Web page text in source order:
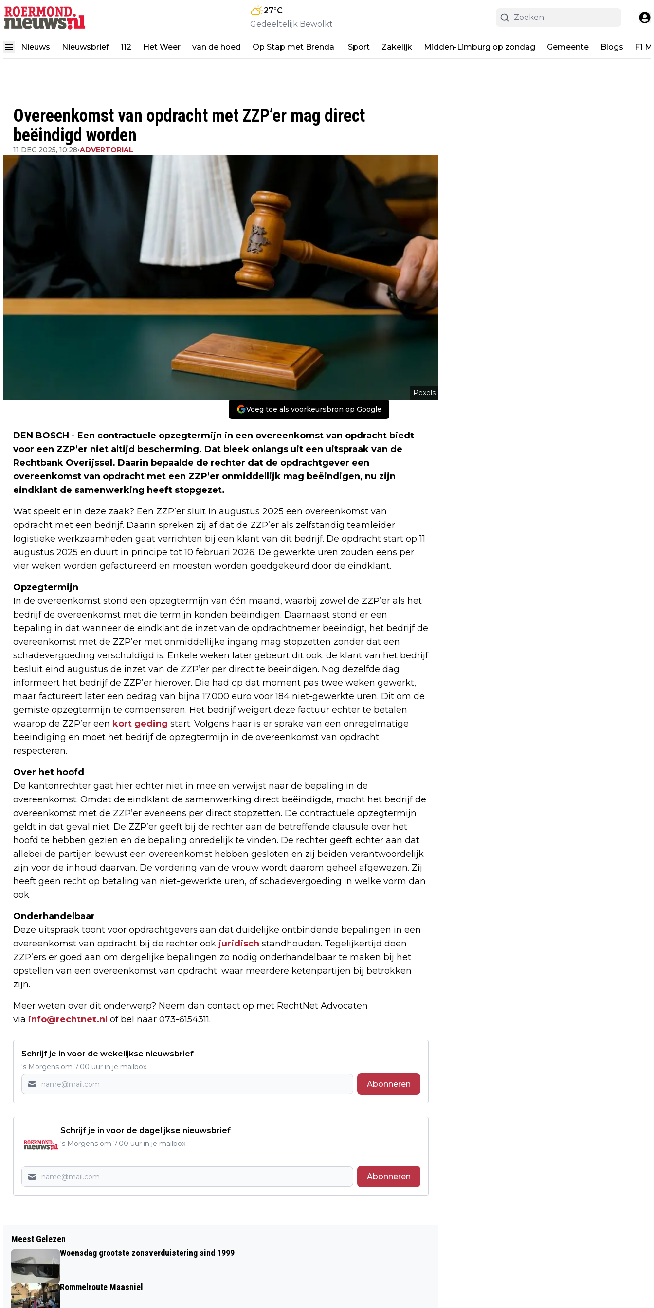
27°C
Gedeeltelijk Bewolkt
Nieuws Nieuwsbrief 112 Het Weer van de hoed Op Stap met Brenda Sport Zakelijk Midden-Limburg op zondag Gemeente Blogs F1
Overeenkomst van opdracht met ZZP’er mag direct
beëindigd worden
11 DEC 2025, 10:28•ADVERTORIAL
Pexels
Voeg toe als voorkeursbron op Google
DEN BOSCH - Een contractuele opzegtermijn in een overeenkomst van opdracht biedt
voor een ZZP’er niet altijd bescherming. Dat bleek onlangs uit een uitspraak van de
Rechtbank Overijssel. Daarin bepaalde de rechter dat de opdrachtgever een
overeenkomst van opdracht met een ZZP’er onmiddellijk mag beëindigen, nu zijn
eindklant de samenwerking heeft stopgezet.
Wat speelt er in deze zaak? Een ZZP’er sluit in augustus 2025 een overeenkomst van
opdracht met een bedrijf. Daarin spreken zij af dat de ZZP’er als zelfstandig teamleider
logistieke werkzaamheden gaat verrichten bij een klant van dit bedrijf. De opdracht start op 11
augustus 2025 en duurt in principe tot 10 februari 2026. De gewerkte uren zouden eens per
vier weken worden gefactureerd en moesten worden goedgekeurd door de eindklant.
Opzegtermijn
In de overeenkomst stond een opzegtermijn van één maand, waarbij zowel de ZZP’er als het
bedrijf de overeenkomst met die termijn konden beëindigen. Daarnaast stond er een
bepaling in dat wanneer de eindklant de inzet van de opdrachtnemer beëindigt, het bedrijf de
overeenkomst met de ZZP’er met onmiddellijke ingang mag stopzetten zonder dat een
schadevergoeding verschuldigd is. Enkele weken later gebeurt dit ook: de klant van het bedrijf
besluit eind augustus de inzet van de ZZP’er per direct te beëindigen. Nog dezelfde dag
informeert het bedrijf de ZZP’er hierover. Die had op dat moment pas twee weken gewerkt,
maar factureert later een bedrag van bijna 17.000 euro voor 184 niet-gewerkte uren. Dit om de
gemiste opzegtermijn te compenseren. Het bedrijf weigert deze factuur echter te betalen
waarop de ZZP’er een kort geding start. Volgens haar is er sprake van een onregelmatige
beëindiging en moet het bedrijf de opzegtermijn in de overeenkomst van opdracht
respecteren.
Over het hoofd
De kantonrechter gaat hier echter niet in mee en verwijst naar de bepaling in de
overeenkomst. Omdat de eindklant de samenwerking direct beëindigde, mocht het bedrijf de
overeenkomst met de ZZP’er eveneens per direct stopzetten. De contractuele opzegtermijn
geldt in dat geval niet. De ZZP’er geeft bij de rechter aan de betreffende clausule over het
hoofd te hebben gezien en de bepaling onredelijk te vinden. De rechter geeft echter aan dat
allebei de partijen bewust een overeenkomst hebben gesloten en zij beiden verantwoordelijk
zijn voor de inhoud daarvan. De vordering van de vrouw wordt daarom geheel afgewezen. Zij
heeft geen recht op betaling van niet-gewerkte uren, of schadevergoeding in welke vorm dan
ook.
Onderhandelbaar
Deze uitspraak toont voor opdrachtgevers aan dat duidelijke ontbindende bepalingen in een
overeenkomst van opdracht bij de rechter ook juridisch standhouden. Tegelijkertijd doen
ZZP’ers er goed aan om dergelijke bepalingen zo nodig onderhandelbaar te maken bij het
opstellen van een overeenkomst van opdracht, waar meerdere ketenpartijen bij betrokken
zijn.
Meer weten over dit onderwerp? Neem dan contact op met RechtNet Advocaten
via info@rechtnet.nl of bel naar 073-6154311.
Schrijf je in voor de wekelijkse nieuwsbrief
's Morgens om 7.00 uur in je mailbox.
Abonneren
Schrijf je in voor de dagelijkse nieuwsbrief
's Morgens om 7.00 uur in je mailbox.
Abonneren
ROERMOND HEEFT ZIJN BIOSCOOP
TERUG
Meest Gelezen
Woensdag grootste zonsverduistering sind 1999
Rommelroute Maasniel